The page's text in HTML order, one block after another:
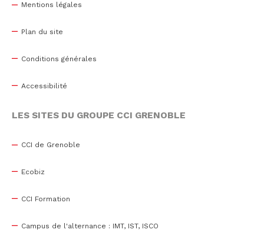
Mentions légales
Plan du site
Conditions générales
Accessibilité
LES SITES DU GROUPE CCI GRENOBLE
CCI de Grenoble
Ecobiz
CCI Formation
Campus de l'alternance : IMT, IST, ISCO